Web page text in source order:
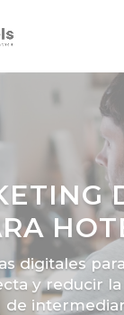
digitales
y reducir
de